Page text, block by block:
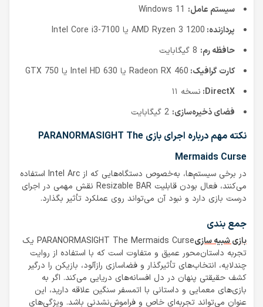
سیستم عامل:
پردازنده: AMD Ryzen 3 1200 یا Intel Core i3-7100
حافظه رم:
کارت گرافیک: Radeon RX 460 یا Intel HD 630 یا GTX 750
DirectX: نسخه ۱۱
فضای ذخیره‌سازی:
نکته مهم درباره اجرای بازی PARANORMASIGHT The
Mermaids Curse
در برخی سیستم‌ها، به‌خصوص دستگاه‌هایی که از Intel Arc استفاده
می‌کنند، فعال بودن قابلیت Resizable BAR نقش مهمی در اجرای
درست بازی دارد و نبود آن می‌تواند روی عملکرد تأثیر بگذارد.
جمع بندی
بازی شبیه سازی
PARANORMASIGHT The Mermaids Curse یک
تجربه داستان‌محور عمیق و متفاوت است که با استفاده از روایت
چندلایه، انتخاب‌های تأثیرگذار و فضاسازی رازآلود، بازیکن را درگیر
کشف حقیقتی پنهان در دل افسانه‌های دریایی می‌کند. اگر به
بازی‌های معمایی و داستانی با اتمسفر سنگین علاقه دارید، این
عنوان می‌تواند تجربه‌ای خاص و فراموش‌نشدنی باشد. ویژگی‌های